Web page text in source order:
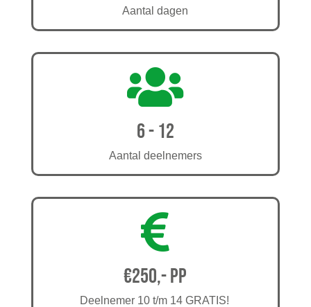
Aantal dagen

6 - 12
Aantal deelnemers

€250,- pp
Deelnemer 10 t/m 14 GRATIS!